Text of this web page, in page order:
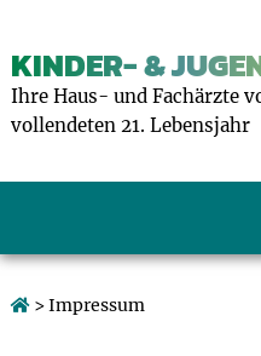
KINDER- &
Ihre Haus- und Fachärzte
vollendeten 21. Lebensjahr
> Impressum